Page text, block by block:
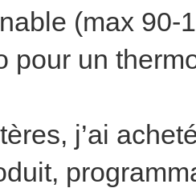
(max 90-
pour un
j’ai